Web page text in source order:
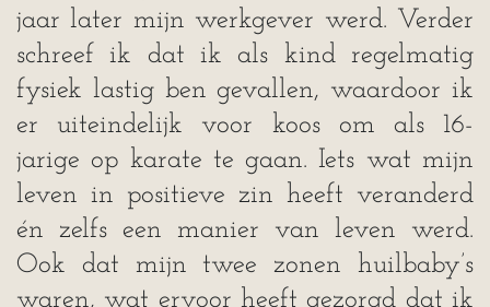
jaar later mijn werkgever werd. Verder
schreef ik dat ik als kind regelmatig
fysiek lastig ben gevallen, waardoor ik
er uiteindelijk voor koos om als 16-
jarige op karate te gaan. Iets wat mijn
leven in positieve zin heeft veranderd
én zelfs een manier van leven werd.
Ook dat mijn twee zonen huilbaby’s
waren, wat ervoor heeft gezorgd dat ik